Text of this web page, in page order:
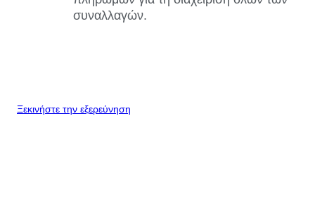
συναλλαγών.
Ξεκινήστε την εξερεύνηση